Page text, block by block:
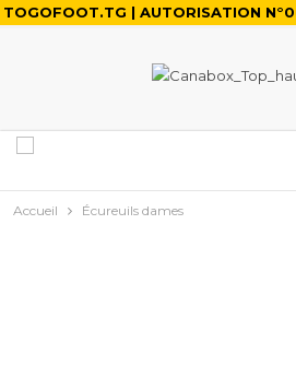
TOGOFOOT.TG | AUTORISATION
Accueil Écureuils dames